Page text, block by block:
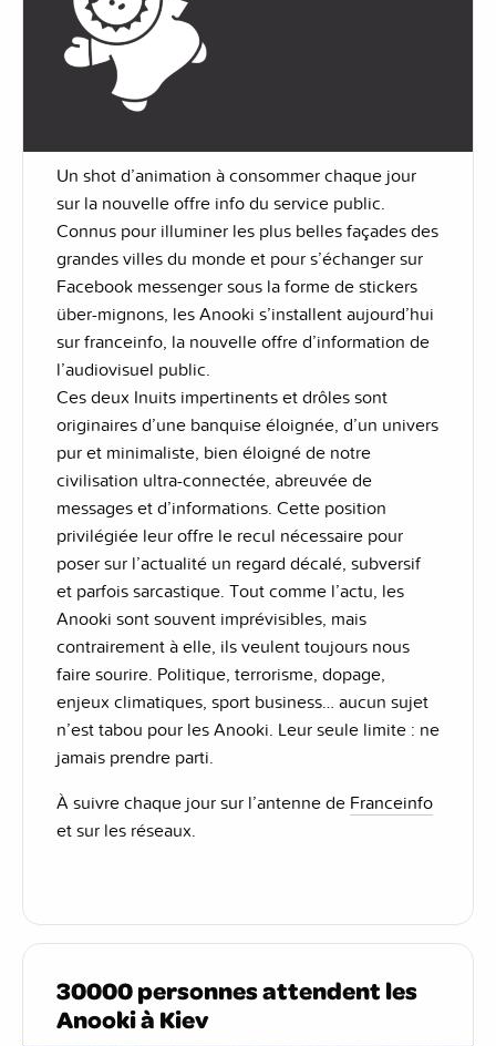
Un shot d’animation à consommer chaque jour
sur la nouvelle offre info du service public.
Connus pour illuminer les plus belles façades des
grandes villes du monde et pour s’échanger sur
Facebook messenger sous la forme de stickers
über-mignons, les Anooki s’installent aujourd’hui
sur franceinfo, la nouvelle offre d’information de
l’audiovisuel public.
Ces deux Inuits impertinents et drôles sont
originaires d’une banquise éloignée, d’un univers
pur et minimaliste, bien éloigné de notre
civilisation ultra-connectée, abreuvée de
messages et d’informations. Cette position
privilégiée leur offre le recul nécessaire pour
poser sur l’actualité un regard décalé, subversif
et parfois sarcastique. Tout comme l’actu, les
Anooki sont souvent imprévisibles, mais
contrairement à elle, ils veulent toujours nous
faire sourire. Politique, terrorisme, dopage,
enjeux climatiques, sport business… aucun sujet
n’est tabou pour les Anooki. Leur seule limite : ne
jamais prendre parti.
À suivre chaque jour sur l’antenne de Franceinfo
et sur les réseaux.
30000 personnes attendent les
Anooki à Kiev